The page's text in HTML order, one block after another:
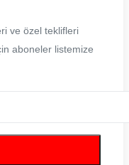
ve özel teklifleri
aboneler listemize